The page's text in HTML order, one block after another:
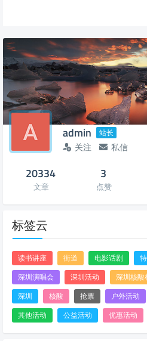
admin 站长
关注 私信
20334
文章
3
点赞
标签云
读书讲座 街道 电影话剧
深圳演唱会
深圳活动 深圳核酸
深圳
核酸 抢票 户外活动
其他活动
公益活动 优惠活动